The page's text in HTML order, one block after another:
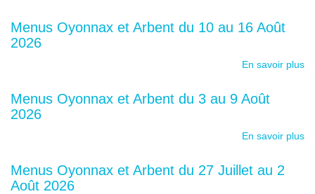
Menus Oyonnax et Arbent du 10 au 16 Août
2026
En savoir plus
Menus Oyonnax et Arbent du 3 au 9 Août
2026
En savoir plus
Menus Oyonnax et Arbent du 27 Juillet au 2
Août 2026